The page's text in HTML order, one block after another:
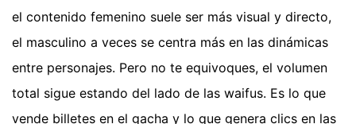
el contenido femenino suele ser más visual y directo,
el masculino a veces se centra más en las dinámicas
entre personajes. Pero no te equivoques, el volumen
total sigue estando del lado de las waifus. Es lo que
vende billetes en el gacha y lo que genera clics en las